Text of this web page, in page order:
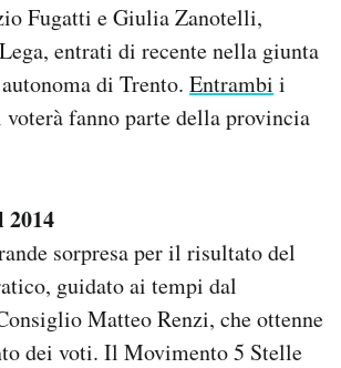
Fugatti e Giulia Zanotelli,
entrati di recente nella giunta
di Trento. Entrambi i
fanno parte della provincia
2014
sorpresa per il risultato del
guidato ai tempi dal
Matteo Renzi, che ottenne
dei voti. Il Movimento 5 Stelle